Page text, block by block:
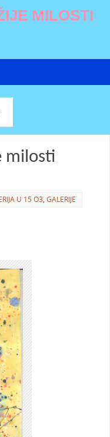
MILOSTI
milosti
U 15 O3, GALERIJE